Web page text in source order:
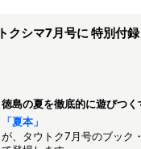
クシマ7月号に 特別付
徳島の夏を徹底的に遊びつ
「夏本」
が、タウトク7月号のブック